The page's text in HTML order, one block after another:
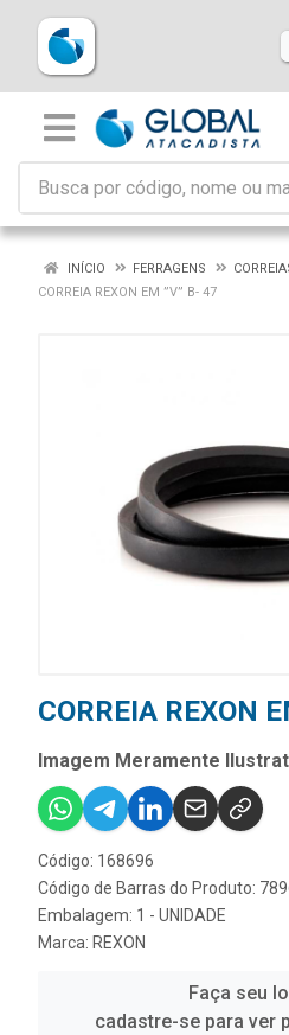
INÍCIO FERRAGENS
CORREIA REXON EM ”V” B- 47
CORREIA REXON
Imagem Meramente
Código: 168696
Código de Barras do Produto:
Embalagem: 1 - UNIDADE
Marca: REXON
Faça seu
cadastre-se para ver